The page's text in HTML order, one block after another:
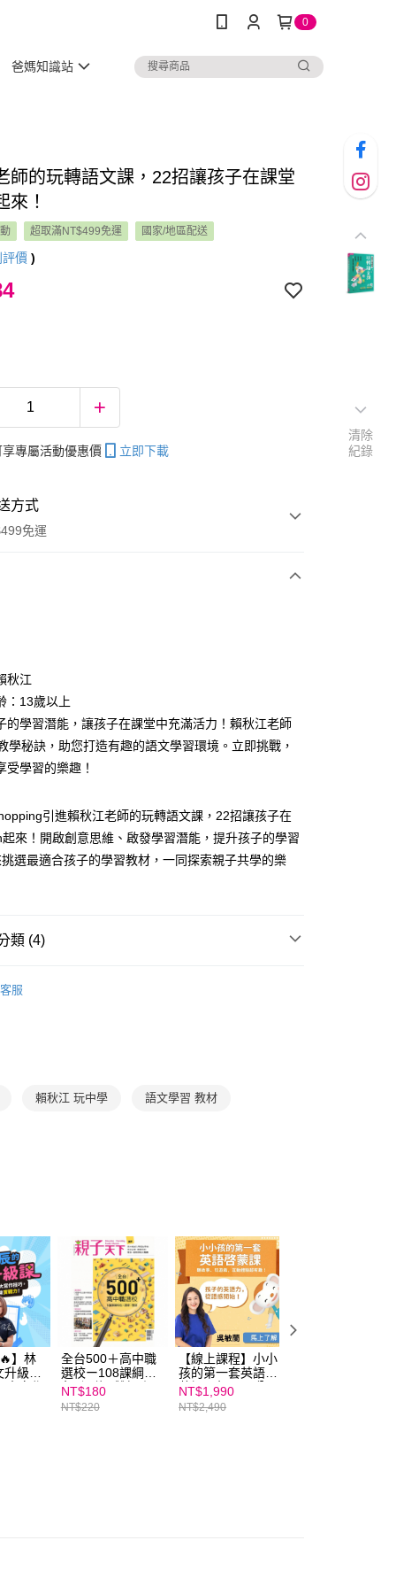
0
爸媽知識站
師的玩轉語文課，22招讓孩子在課堂
來！
超取滿NT$499免運 國家/地區配送
評價 )
專屬活動優惠價 立即下載
方式
免運
款
期
分期使用說明】
台灣大哥大提供，台灣大哥大用戶可立即使用無須另外申請。
選擇「大哥付你分期」，訂單成立後會自動跳轉到大哥付的交易
機門號後，選擇欲分期的期數、繳款截止日，確認付款後即
度、可分期數及費用金額請依後續交易確認頁面所載為準。
分鐘內，如未前往確認交易或遇審核未通過，訂單將自動取
專審核」未通過狀況，表示未達大哥付你分期系統評分，恕
明】
結打開帳單後，可選擇「超商條碼／台灣大直營門市／銀行轉
「台灣大哥大股份有限公司」（以下簡稱本公司）所提供，讓
務條款，請詳閱以下連結：
https://oppay.tw/userRule
先享後付」】
付是「在收到商品之後才付款」的支付方式。 讓您購物簡單
需註冊會員、不需綁卡、不需儲值。
要手機號碼，簡訊認證，即可結帳。
確認商品／服務後，再付款。
，進行簡訊認證並確認金額後，即可完成結帳。
銀行／等多元方式進行付款，方視為交易完成。
沛科技股份有限公司提供之「AFTEE先享後付」服務完成之
服務之必要範圍內提供個人資料，並將交易相關給付款項請
先享後付」時，將依據個別帳號之用戶狀況，依本公司
不同之上限額度；若仍有額度不足之情形，本公司將視審查
進行身份認證。
註冊多個帳號或使用他人資訊註冊。若發現惡意使用之情
股份有限公司將有權停止該用戶之使用額度並採取法律行
，滿NT$800(含以上)免運費
秋江
：13歲以上
的學習潛能，讓孩子在課堂中充滿活力！賴秋江老師
學秘訣，助您打造有趣的語文學習環境。立即挑戰，
受學習的樂趣！
引進賴秋江老師的玩轉語文課，22招讓孩子在
來！開啟創意思維、啟發學習潛能，提升孩子的學習
選最適合孩子的學習教材，一同探索親子共學的樂
類 (4)
客服
賴秋江 玩中學 語文學習 教材
】林
升級
寫作
文力
！｜
全台500＋高中職
選校ー108課綱特
色X選修X雙語｜
《親子天下》2023
年5月專刊
NT$180
NT$220
【線上課程】小小
孩的第一套英語啟
蒙課：每天10分
鐘，用童謠玩出孩
子的英語好感度｜
NT$1,990
NT$2,490
清除
紀錄